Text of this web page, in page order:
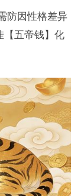
防因性格差异
【五帝钱】化